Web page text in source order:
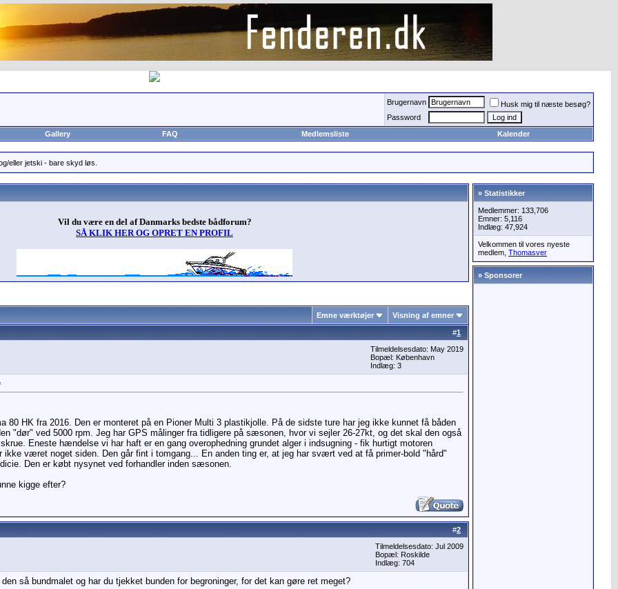
Brugernavn
Husk mig til næste besøg?
Password
Gallery
FAQ Medlemsliste Kalender
eller jetski - bare skyd løs.
Vil du være en del af Danmarks bedste bådforum?
SÅ KLIK HER OG OPRET EN PROFIL
Emne værktøjer Visning af emner
#1
Tilmeldelsesdato: May 2019
Bopæl: København
Indlæg: 3
80 HK fra 2016. Den er monteret på en Pioner Multi 3 plastikjolle. På de sidste ture har jeg ikke kunnet få båden
"dør" ved 5000 rpm. Jeg har GPS målinger fra tidligere på sæsonen, hvor vi sejler 26-27kt, og det skal den også
Eneste hændelse vi har haft er en gang overophedning grundet alger i indsugning - fik hurtigt motoren
været noget siden. Den går fint i tomgang... En anden ting er, at jeg har svært ved at få primer-bold "hård"
Den er købt nysynet ved forhandler inden sæsonen.
kigge efter?
#2
Tilmeldelsesdato: Jul 2009
Bopæl: Roskilde
Indlæg: 704
så bundmalet og har du tjekket bunden for begroninger, for det kan gøre ret meget?
» Statistikker
Medlemmer: 133,706
Emner: 5,116
Indlæg: 47,924
Velkommen til vores nyeste
medlem, Thomasver
» Sponsorer